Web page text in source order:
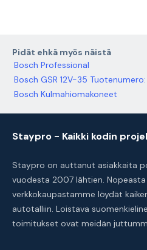
Pidät ehkä myös näistä
Bosch Professional
Bosch GSR 12V-35 Tuotenumero:
Bosch Kulmahiomakoneet
Staypro - Kaikki kodin
Staypro on auttanut asiakkaita
vuodesta 2007 lähtien.
verkkokaupastamme löydät
autotalliin. Loistava
toimitukset ovat meidän